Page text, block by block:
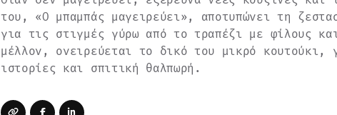
του, «Ο μπαμπάς μαγειρεύει», αποτυπώνει τη
για τις στιγμές γύρω από το τραπέζι με φίλους
μέλλον, ονειρεύεται το δικό του μικρό κουτούκι,
ιστορίες και σπιτική θαλπωρή.